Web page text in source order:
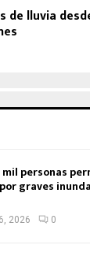
de lluvia
personas
graves
2026 0